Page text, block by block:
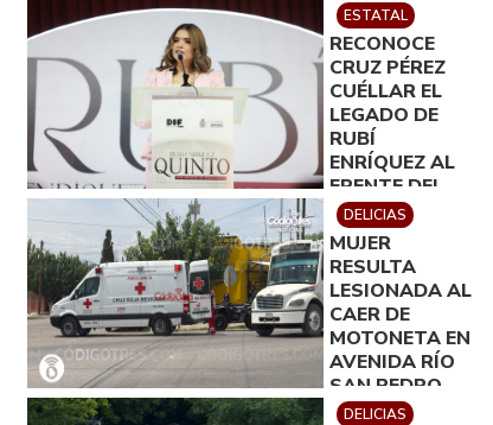
ESTATAL
RECONOCE
CRUZ PÉREZ
CUÉLLAR EL
LEGADO DE
RUBÍ
ENRÍQUEZ AL
FRENTE DEL
DIF MUNICIPAL
DELICIAS
MUJER
RESULTA
LESIONADA AL
CAER DE
MOTONETA EN
AVENIDA RÍO
SAN PEDRO
SUR
DELICIAS